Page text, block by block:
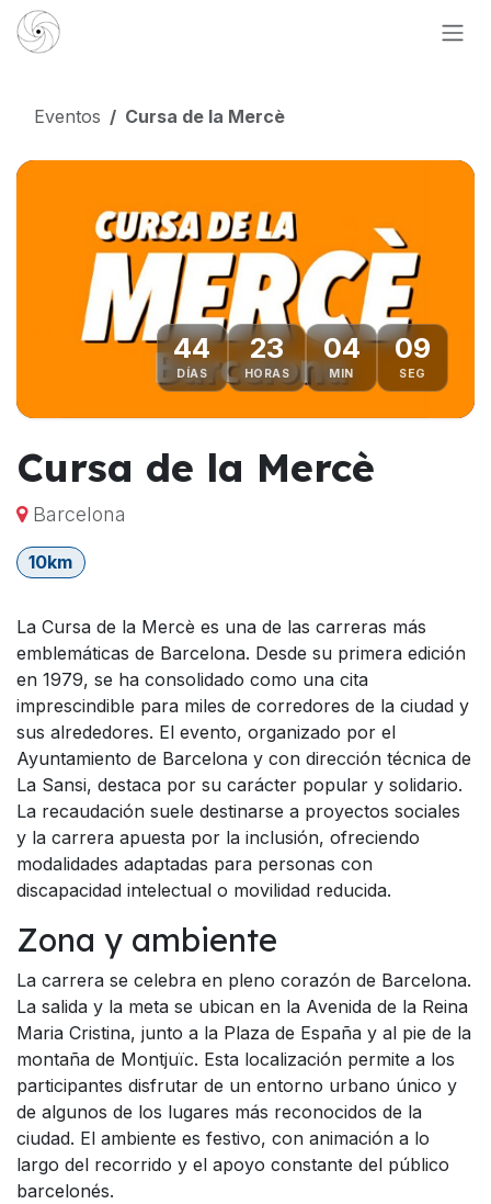
Ir al contenido
Eventos Cursa de la Mercè
44
DÍAS
23
HORAS
04
MIN
08
SEG
Cursa de la Mercè
Barcelona
10km
La Cursa de la Mercè es una de las carreras más
emblemáticas de Barcelona. Desde su primera edición
en 1979, se ha consolidado como una cita
imprescindible para miles de corredores de la ciudad y
sus alrededores. El evento, organizado por el
Ayuntamiento de Barcelona y con dirección técnica de
La Sansi, destaca por su carácter popular y solidario.
La recaudación suele destinarse a proyectos sociales
y la carrera apuesta por la inclusión, ofreciendo
modalidades adaptadas para personas con
discapacidad intelectual o movilidad reducida.
Zona y ambiente
La carrera se celebra en pleno corazón de Barcelona.
La salida y la meta se ubican en la Avenida de la Reina
Maria Cristina, junto a la Plaza de España y al pie de la
montaña de Montjuïc. Esta localización permite a los
participantes disfrutar de un entorno urbano único y
de algunos de los lugares más reconocidos de la
ciudad. El ambiente es festivo, con animación a lo
largo del recorrido y el apoyo constante del público
barcelonés.